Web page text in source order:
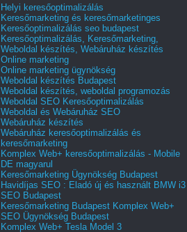
Helyi keresőoptimalizálás
Keresőmarketing és keresőmarketinges
Keresőoptimalizálás seo budapest
Keresőoptimalizálás, Keresőmarketing,
Weboldal készítés, Webáruház készítés
Online marketing
Online marketing ügynökség
Weboldal készítés Budapest
Weboldal készítés, weboldal programozás
Weboldal SEO Keresőoptimalizálás
Weboldal és Webáruház SEO
Webáruház készítés
Webáruház keresőoptimalizálás és
keresőmarketing
Komplex Web+ keresőoptimalizálás - Mobile
DE magyarul
Keresőmarketing Ügynökség Budapest
Havidíjas SEO : Eladó új és használt BMW i3
SEO Budapest
Keresőmarketing Budapest Komplex Web+
SEO Ügynökség Budapest
Komplex Web+ Tesla Model 3